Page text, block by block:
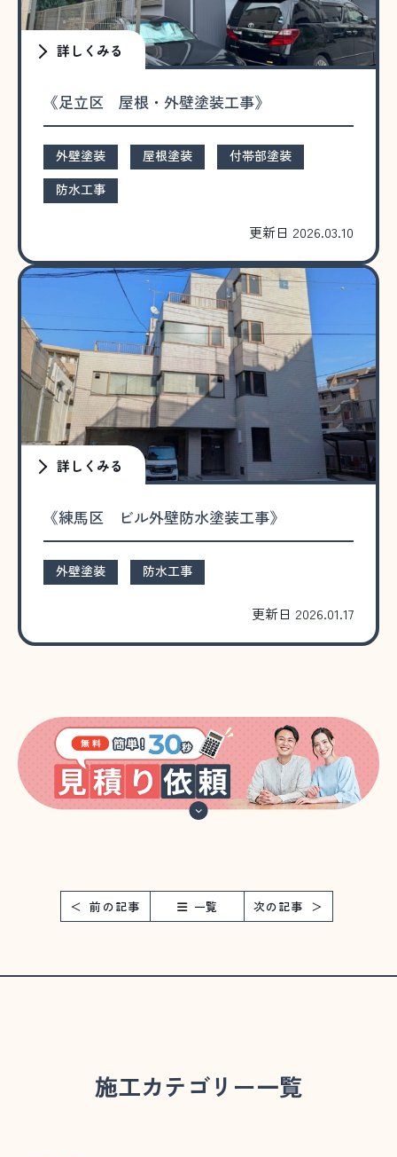
《足立区 屋根・外壁塗装工事》
外壁塗装 屋根塗装
付帯部塗装
防水工事
更新日 2026.03.10
詳しくみる
《練馬区 ビル外壁防水塗装工事》
外壁塗装 防水工事
更新日 2026.01.17
詳しくみる
前の記事 一覧 次の記事
施工カテゴリー一覧